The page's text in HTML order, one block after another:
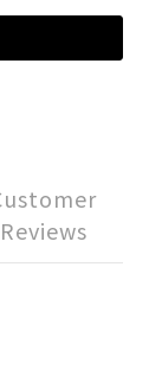
Reviews